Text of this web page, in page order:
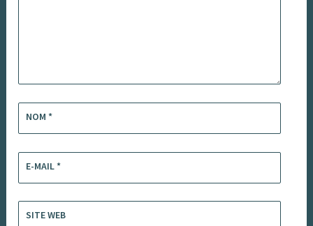
NOM*
E-MAIL*
SITE WEB